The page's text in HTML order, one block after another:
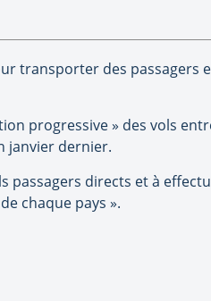
transporter des passagers
progressive » des vols
janvier dernier.
passagers directs et à
chaque pays ».